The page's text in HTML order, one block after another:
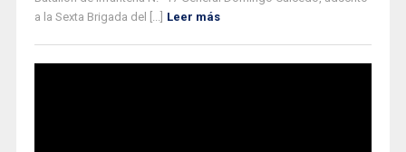
a la Sexta Brigada del [...] Leer más